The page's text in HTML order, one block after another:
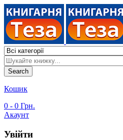
Search
Кошик
0 - 0 Грн.
Акаунт
Увійти